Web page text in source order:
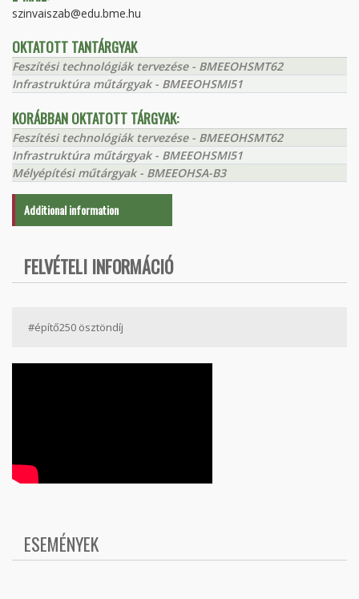
szinvaiszab@edu.bme.hu
OKTATOTT TANTÁRGYAK
Feszítési technológiák tervezése - BMEEOHSMT62
Infrastruktúra műtárgyak - BMEEOHSMI51
KORÁBBAN OKTATOTT TÁRGYAK:
Feszítési technológiák tervezése - BMEEOHSMT62
Infrastruktúra műtárgyak - BMEEOHSMI51
Mélyépítési műtárgyak - BMEEOHSA-B3
Additional information
FELVÉTELI INFORMÁCIÓ
#építő250 ösztöndíj
ESEMÉNYEK